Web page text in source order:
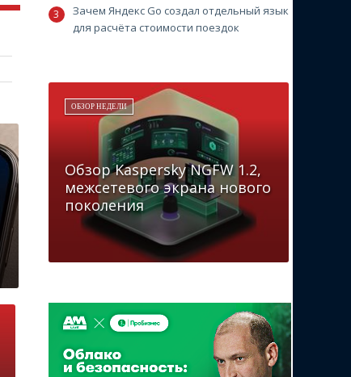
Зачем Яндекс Go создал отдельный язык
для расчёта стоимости поездок
ОБЗОР НЕДЕЛИ
Обзор Kaspersky NGFW 1.2,
межсетевого экрана нового
поколения